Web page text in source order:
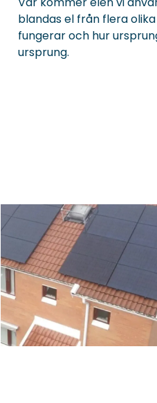
blandas el från flera
fungerar och hur
ursprung.